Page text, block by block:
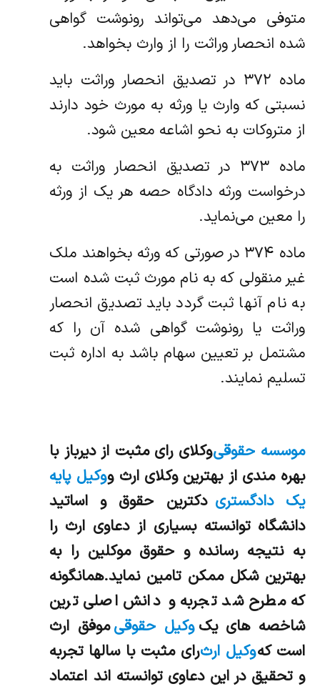
متوفی می‌دهد می‌تواند رونوشت گواهی
شده انحصار وراثت را از وارث بخواهد.
‌ماده ۳۷۲ در تصدیق انحصار وراثت باید
نسبتی که وارث یا ورثه به مورث خود دارند
از متروکات به نحو اشاعه معین شود.
‌ماده ۳۷۳ در تصدیق انحصار وراثت به
درخواست ورثه دادگاه حصه هر یک از ورثه
را معین می‌نماید.
‌ماده ۳۷۴ در صورتی که ورثه بخواهند ملک
غیر منقولی که به نام مورث ثبت شده است
به نام آنها ثبت گردد باید تصدیق انحصار
وراثت یا‌ رونوشت گواهی شده آن را که
مشتمل بر تعیین سهام باشد به اداره ثبت
تسلیم نمایند.
موسسه حقوقیوکلای رای مثبت از دیرباز با
بهره مندی از بهترین وکلای ارث ووکیل پایه
یک دادگستری دکترین حقوق و اساتید
دانشگاه توانسته بسیاری از دعاوی ارث را
به نتیجه رسانده و حقوق موکلین را به
بهترین شکل ممکن تامین نماید.همانگونه
که مطرح شد تجربه و دانش اصلی ترین
شاخصه های یکوکیل حقوقیموفق ارث
است کهوکیل ارثرای مثبت با سالها تجربه
و تحقیق در این دعاوی توانسته اند اعتماد